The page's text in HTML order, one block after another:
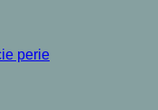
perie